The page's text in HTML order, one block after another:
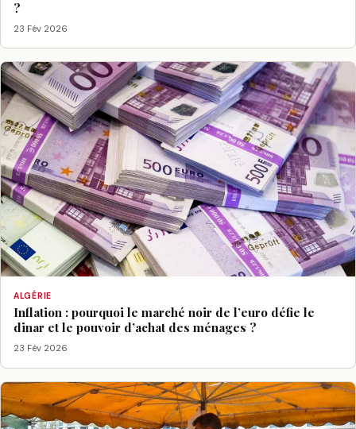
?
23 Fév 2026
ALGÉRIE
Inflation : pourquoi le marché noir de l’euro défie le
dinar et le pouvoir d’achat des ménages ?
23 Fév 2026